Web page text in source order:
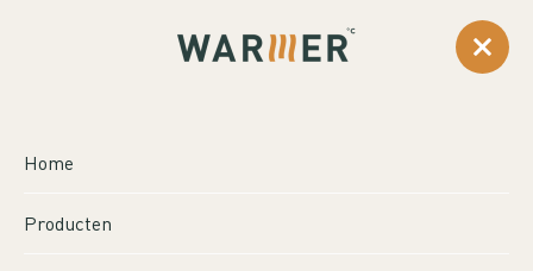
Home
Producten
0
SALUS THERMOSTAAT
SQ610